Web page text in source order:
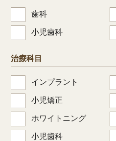
歯科
小児歯科
治療科目
インプラント
小児矯正
ホワイトニング
小児歯科